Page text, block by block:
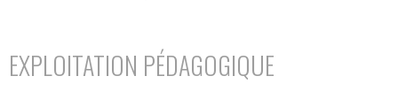
EXPLOITATION PÉDAGOGIQUE